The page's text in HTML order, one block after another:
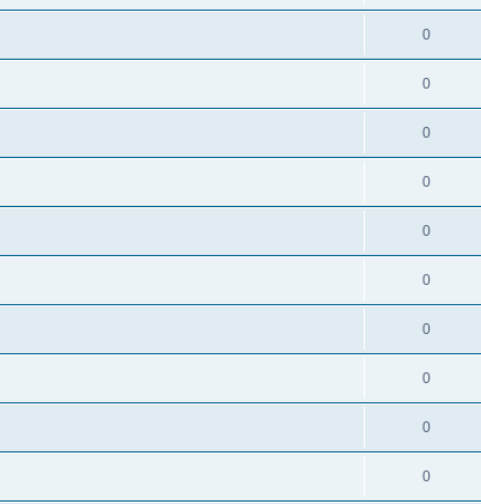
0
0
0
0
0
0
0
0
0
0